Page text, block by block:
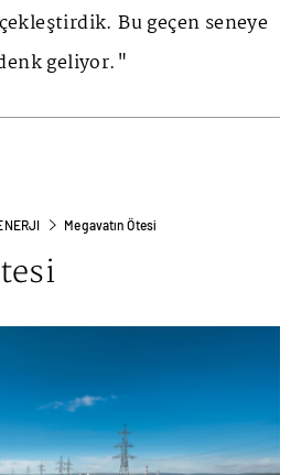
Bu geçen seneye
geliyor."
Megavatın Ötesi